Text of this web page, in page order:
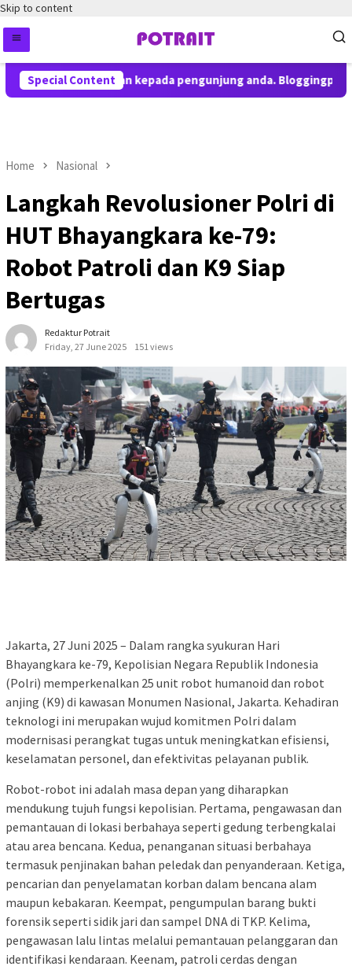
Skip to content
Special Content
pemberitahuan kepada pengunjung anda. Bloggingpro
Home Nasional
Langkah Revolusioner Polri di
HUT Bhayangkara ke-79:
Robot Patroli dan K9 Siap
Bertugas
Redaktur Potrait
Friday, 27 June 2025
151 views
Jakarta, 27 Juni 2025 – Dalam rangka syukuran Hari
Bhayangkara ke-79, Kepolisian Negara Republik Indonesia
(Polri) memperkenalkan 25 unit robot humanoid dan robot
anjing (K9) di kawasan Monumen Nasional, Jakarta. Kehadiran
teknologi ini merupakan wujud komitmen Polri dalam
modernisasi perangkat tugas untuk meningkatkan efisiensi,
keselamatan personel, dan efektivitas pelayanan publik.
Robot-robot ini adalah masa depan yang diharapkan
mendukung tujuh fungsi kepolisian. Pertama, pengawasan dan
pemantauan di lokasi berbahaya seperti gedung terbengkalai
atau area bencana. Kedua, penanganan situasi berbahaya
termasuk penjinakan bahan peledak dan penyanderaan. Ketiga,
pencarian dan penyelamatan korban dalam bencana alam
maupun kebakaran. Keempat, pengumpulan barang bukti
forensik seperti sidik jari dan sampel DNA di TKP. Kelima,
pengawasan lalu lintas melalui pemantauan pelanggaran dan
identifikasi kendaraan. Keenam, patroli cerdas dengan